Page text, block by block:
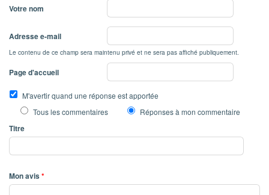
Votre nom
Adresse e-mail
Le contenu de ce champ sera maintenu privé et ne sera pas affiché publiquement.
Page d'accueil
M'avertir quand une réponse est apportée
Tous les commentaires
Réponses à mon commentaire
Titre
Mon avis*